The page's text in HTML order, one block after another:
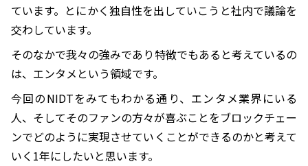
ています。とにかく独自性を出していこうと社内で議論を
交わしています。
そのなかで我々の強みであり特徴でもあると考えているの
は、エンタメという領域です。
今回のNIDTをみてもわかる通り、エンタメ業界にいる
人、そしてそのファンの方々が喜ぶことをブロックチェー
ンでどのように実現させていくことができるのかと考えて
いく1年にしたいと思います。